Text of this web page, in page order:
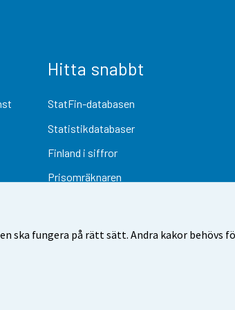
ska fungera på rätt sätt. Andra kakor behövs
Hitta snabbt
StatFin-databasen
Statistikdatabaser
Finland i siffror
Prisomräknaren